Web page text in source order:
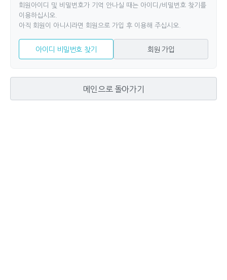
회원아이디 및 비밀번호가 기억 안나실 때는 아이디/비밀번호 찾기를
이용하십시오.
아직 회원이 아니시라면 회원으로 가입 후 이용해 주십시오.
아이디 비밀번호 찾기 회원 가입
메인으로 돌아가기